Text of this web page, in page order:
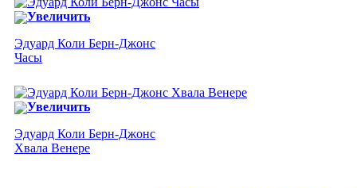
Увеличить
Эдуард Коли Берн-Джонс
Часы
Увеличить
Эдуард Коли Берн-Джонс
Хвала Венере